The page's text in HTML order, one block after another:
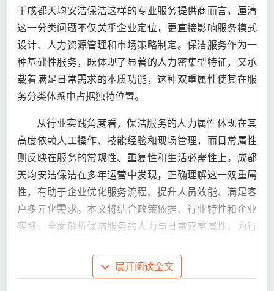
于成都天均安洁保洁这样的专业服务提供商而言，厘清
这一分类问题不仅关乎企业定位，更直接影响服务模式
设计、人力资源管理和市场策略制定。保洁服务作为一
种基础性服务，既体现了显著的人力密集型特征，又承
载着满足日常需求的本质功能，这种双重属性使其在服
务分类体系中占据独特位置。
从行业实践角度看，保洁服务的人力属性体现在其
高度依赖人工操作、技能经验和现场管理，而日常属性
则反映在服务的常规性、重复性和生活必需性上。成都
天均安洁保洁在多年运营中发现，正确理解这一双重属
性，有助于企业优化服务流程、提升人员效能、满足客
户多元化需求。本文将结合政策依据、行业特性和企业
实践，全面解析保洁服务的人力与日常双重属性，为行
[插图1提示词：保洁服务双重属性分析图，左侧展
展开阅读全文